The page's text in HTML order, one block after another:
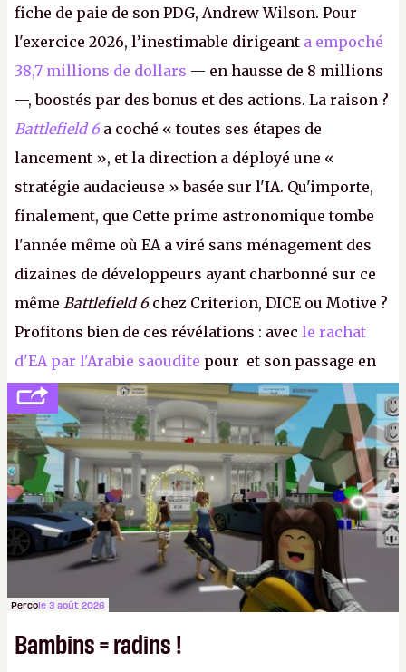
fiche de paie de son PDG, Andrew Wilson. Pour
l'exercice 2026, l’inestimable dirigeant a empoché
38,7 millions de dollars — en hausse de 8 millions
—, boostés par des bonus et des actions. La raison ?
Battlefield 6 a coché « toutes ses étapes de
lancement », et la direction a déployé une «
stratégie audacieuse » basée sur l'IA. Qu'importe,
finalement, que Cette prime astronomique tombe
l'année même où EA a viré sans ménagement des
dizaines de développeurs ayant charbonné sur ce
même Battlefield 6chez Criterion, DICE ou Motive ?
Profitons bien de ces révélations : avec le rachat
d'EA par l'Arabie saoudite pour et son passage en
société privée, l'éditeur n'aura bientôt plus
l'obligation de publier ses bilans. Encore une
victoire pour la transparence.P.
Percole 3 août 2026
Bambins = radins !